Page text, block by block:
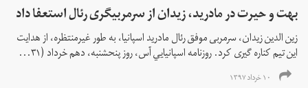
بهت و حیرت در مادرید، زيدان از سرمربیگری رئال استعفا داد
زين الدين زيدان، سرمربی موفق رئال مادريد اسپانیا، به طور غیرمنتظره، از هدايت
اين تيم كناره گيری كرد. روزنامه اسپانيايي آس، روز پنحشنبه، دهم خرداد (٣١...
۱۰ خرداد ۱۳۹۷